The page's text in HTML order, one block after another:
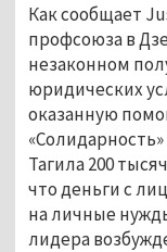
Как сообщает
профсоюза в
незаконном
юридических
оказанную
Тагила 200
что деньги с
на личные
лидера